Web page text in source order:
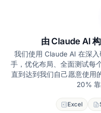
由 Claude AI
我们使用 Claude AI 在深
手，优化布局、全面测试每
直到达到我们自己愿意使用
20% 靠
Excel